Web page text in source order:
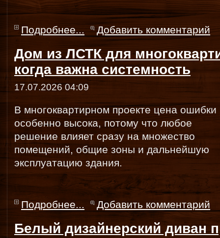
Подробнее... Добавить комментарий
Дом из ЛСТК для
когда важна системность
17.07.2026 04:09
В многоквартирном проекте цена ошибки
особенно высока, потому что любое
решение влияет сразу на множество
помещений, общие зоны и дальнейшую
эксплуатацию здания.
Подробнее... Добавить комментарий
Белый дизайнерский диван